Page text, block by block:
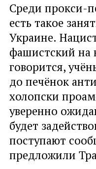
Среди прокси-
есть такое
Украине.
фашистский на
говорится,
до печёнок
холопски
уверенно
будет
поступают
предложили